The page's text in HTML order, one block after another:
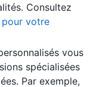
Consultez
pour votre
vous
spécialisées
Par exemple,